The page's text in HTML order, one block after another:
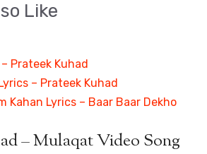
Like
Prateek Kuhad
– Prateek Kuhad
Kahan Lyrics – Baar Baar Dekho
– Mulaqat Video Song